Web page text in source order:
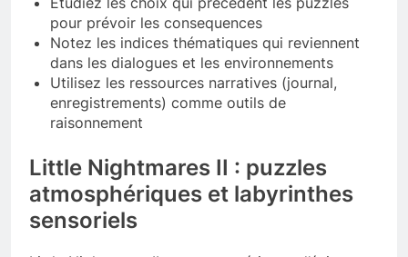
pour prévoir les consequences
Notez les indices thématiques qui reviennent
dans les dialogues et les environnements
Utilisez les ressources narratives (journal,
enregistrements) comme outils de
raisonnement
Little Nightmares II : puzzles
atmosphériques et labyrinthes
sensoriels